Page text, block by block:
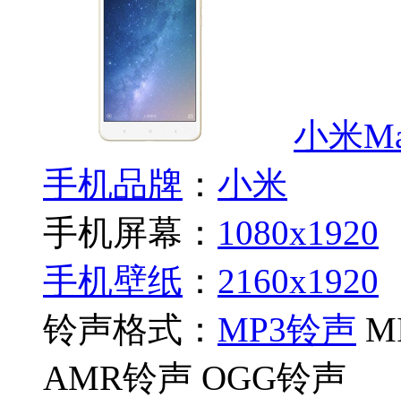
小米
手机品牌 ： 小米
手机屏幕： 1080x1920
手机壁纸 ： 2160x1920
铃声格式： MP3铃声
AMR铃声 OGG铃声